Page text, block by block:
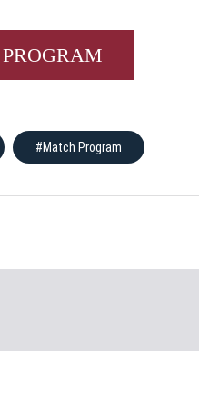
#Match Program